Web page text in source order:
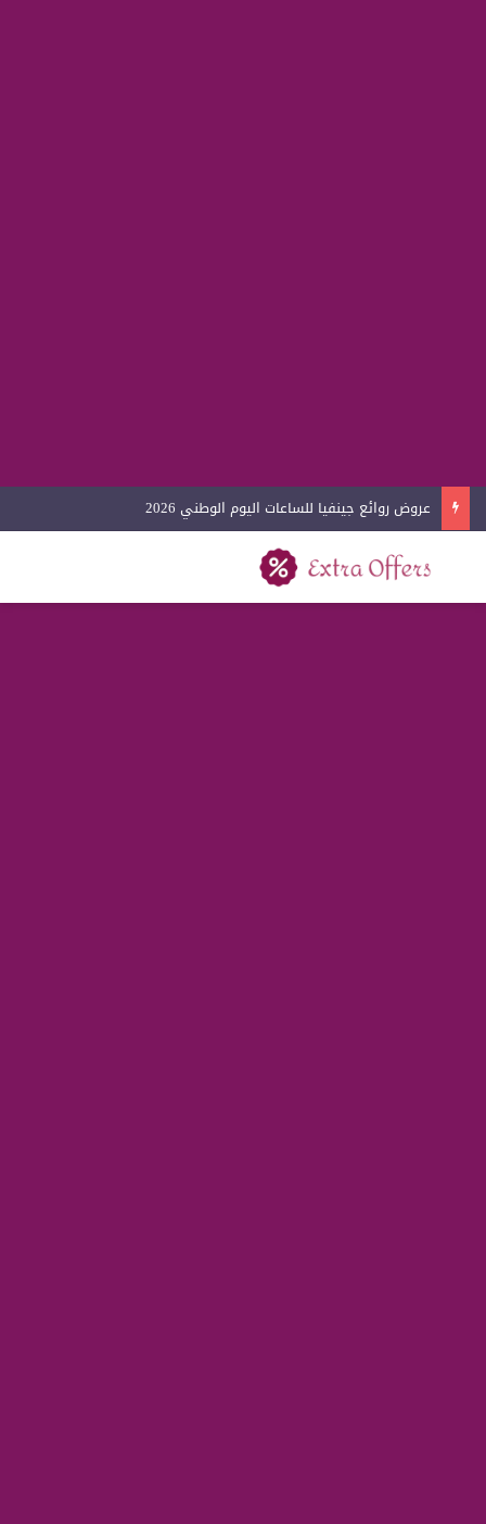
عروض روائع جينفيا للساعات اليوم الوطني 2026
بحث عن